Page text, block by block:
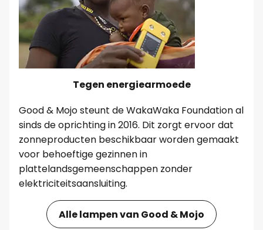
Tegen energiearmoede
Good & Mojo steunt de WakaWaka Foundation al
sinds de oprichting in 2016. Dit zorgt ervoor dat
zonneproducten beschikbaar worden gemaakt
voor behoeftige gezinnen in
plattelandsgemeenschappen zonder
elektriciteitsaansluiting.
Alle lampen van Good & Mojo